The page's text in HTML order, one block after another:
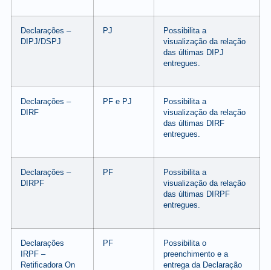
Declarações –
DIPJ/DSPJ
PJ
Possibilita a
visualização da relação
das últimas DIPJ
entregues.
Declarações –
DIRF
PF e PJ
Possibilita a
visualização da relação
das últimas DIRF
entregues.
Declarações –
DIRPF
PF
Possibilita a
visualização da relação
das últimas DIRPF
entregues.
Declarações
IRPF –
Retificadora On
PF
Possibilita o
preenchimento e a
entrega da Declaração